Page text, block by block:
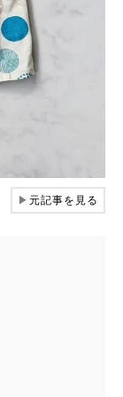
▶元記事を見る